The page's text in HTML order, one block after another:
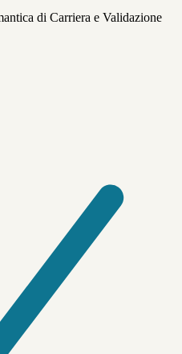
di Carriera e Validazione